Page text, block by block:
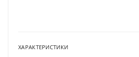
ХАРАКТЕРИСТИКИ